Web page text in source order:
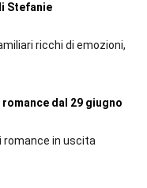
Stefanie
ricchi di emozioni,
dal 29 giugno
romance in uscita